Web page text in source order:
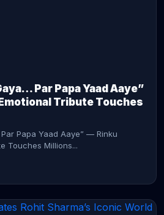
Par Papa Yaad Aaye”
Tribute Touches
Papa Yaad Aaye” — Rinku
Touches Millions...